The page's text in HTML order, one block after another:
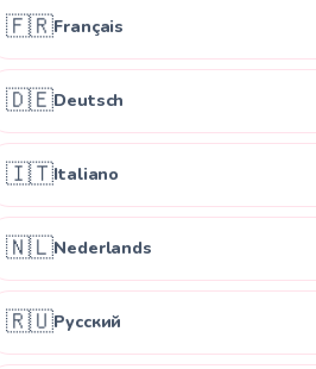
🇫🇷Français
🇩🇪Deutsch
🇮🇹Italiano
🇳🇱Nederlands
🇷🇺Русский
Ena cena za objavo, ki
Ustvarite edinstven